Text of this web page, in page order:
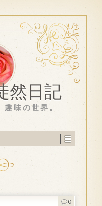
然日記
味の世界。
0